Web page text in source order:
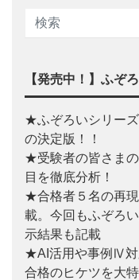
【発売中！】ふぞ
★ふぞろいシリー
の決定版！！
★受験者の皆さま
目を徹底分析！
★合格者５名の再
載。今回もふぞろ
示結果も記載
★AI活用や事例Ⅳ対
合格のヒケツを大特